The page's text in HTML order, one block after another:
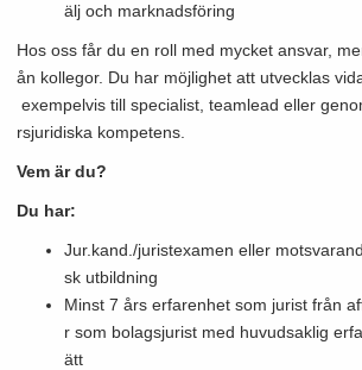
älj och marknadsföring
Hos oss får du en roll med mycket ansvar,
ån kollegor. Du har möjlighet att utvecklas
exempelvis till specialist, teamlead eller
rsjuridiska kompetens.
Vem är du?
Du har:
Jur.kand./juristexamen eller
sk utbildning
Minst 7 års erfarenhet som jurist från
r som bolagsjurist med huvudsaklig
ätt